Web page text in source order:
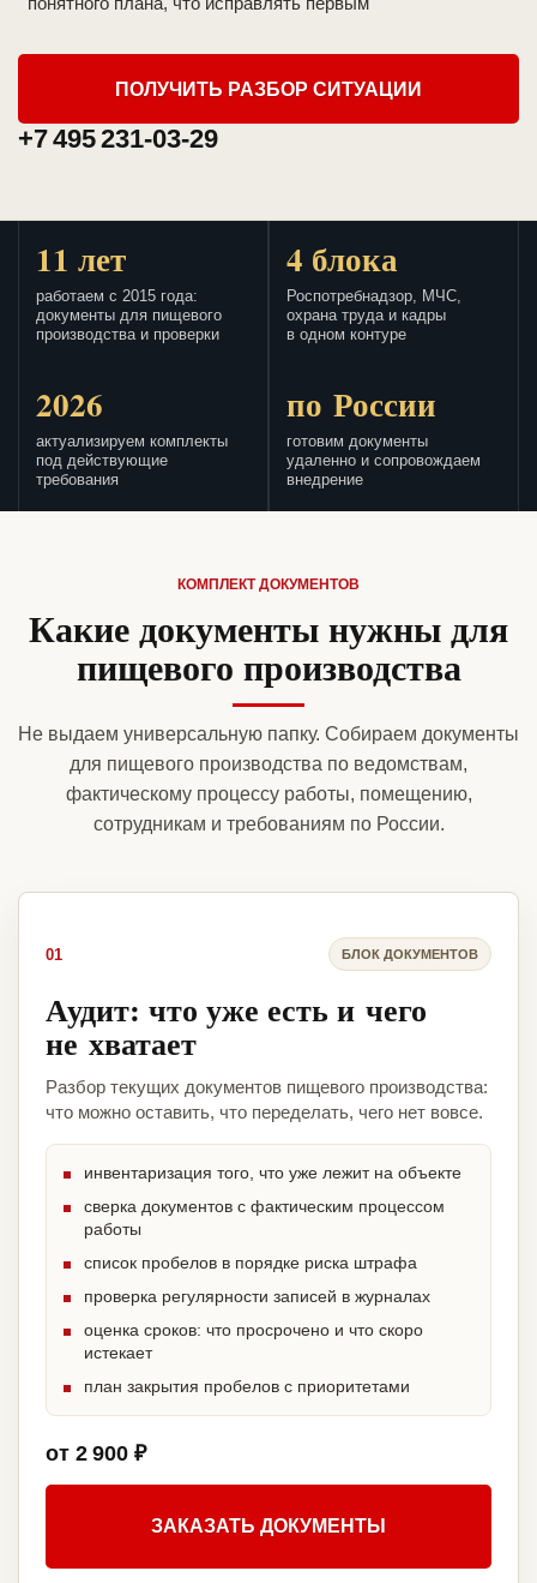
ПОЛУЧИТЬ РАЗБОР СИТУАЦИИ
+7 495 231-03-29
11 лет
работаем с 2015 года:
документы для пищевого
производства и проверки
4 блока
Роспотребнадзор, МЧС,
охрана труда и кадры
в одном контуре
2026
актуализируем комплекты
под действующие
требования
по России
готовим документы
удаленно и сопровождаем
внедрение
КОМПЛЕКТ ДОКУМЕНТОВ
Какие документы нужны для
пищевого производства
Не выдаем универсальную папку. Собираем документы
для пищевого производства по ведомствам,
фактическому процессу работы, помещению,
сотрудникам и требованиям по России.
01 БЛОК ДОКУМЕНТОВ
Аудит: что уже есть и чего
не хватает
Разбор текущих документов пищевого производства:
что можно оставить, что переделать, чего нет вовсе.
инвентаризация того, что уже лежит на объекте
сверка документов с фактическим процессом
работы
список пробелов в порядке риска штрафа
проверка регулярности записей в журналах
оценка сроков: что просрочено и что скоро
истекает
план закрытия пробелов с приоритетами
от 2 900 ₽
ЗАКАЗАТЬ ДОКУМЕНТЫ